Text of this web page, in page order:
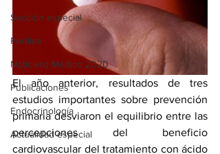
Sección especial
Perfiles
Noticiero Médico 2020
Publicaciones
Endocrinología
Actualidad especial
El año anterior, resultados de tres
estudios importantes sobre prevención
primaria desviaron el equilibrio entre las
percepciones del beneficio
cardiovascular del tratamiento con ácido